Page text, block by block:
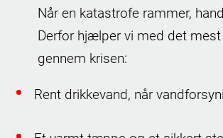
Når en katastrofe rammer,
Derfor hjælper vi med det
gennem krisen:
Rent drikkevand, når